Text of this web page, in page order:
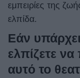
εμπειρίες της
ελπίδα.
Εάν
ελπίζετε
αυτό το